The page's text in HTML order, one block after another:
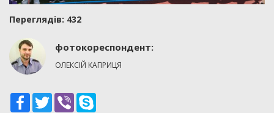
Переглядiв: 432
фотокореспондент:
ОЛЕКСІЙ КАПРИЦЯ
Facebook
TwitterViber